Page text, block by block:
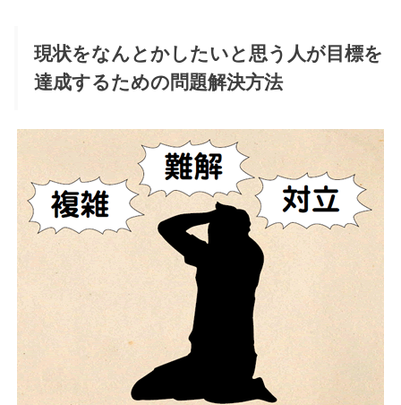
現状をなんとかしたいと思う人が目標を
達成するための問題解決方法